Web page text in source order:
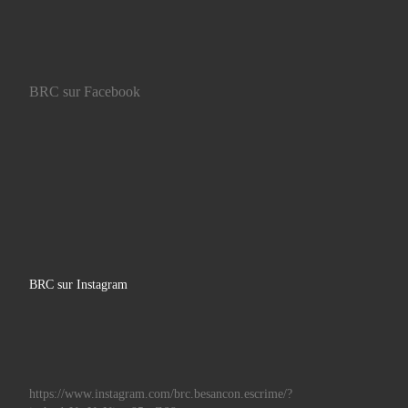
BRC sur Facebook
BRC sur Instagram
https://www.instagram.com/brc.besancon.escrime/?